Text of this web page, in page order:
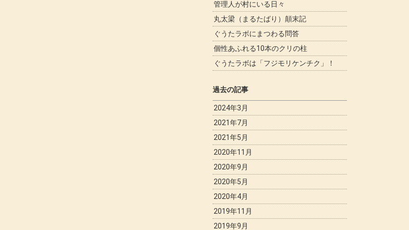
管理人が村にいる日々
丸太梁（まるたばり）顛末記
ぐうたラボにまつわる問答
個性あふれる10本のクリの柱
ぐうたラボは「フジモリケンチク」！
過去の記事
2024年3月
2021年7月
2021年5月
2020年11月
2020年9月
2020年5月
2020年4月
2019年11月
2019年9月